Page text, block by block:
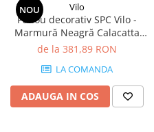
NOU Vilo
Panou decorativ SPC Vilo -
Marmură Neagră Calacatta
lucios, 1200×600×4 mm, 2.88
de la 381,89 RON
LA COMANDA
ADAUGA IN COS